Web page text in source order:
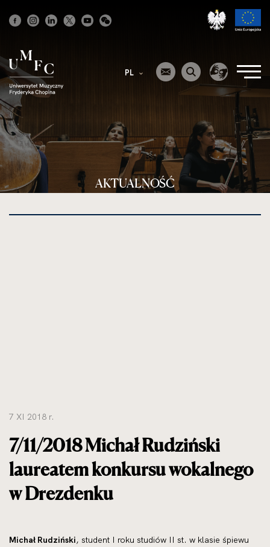
główna
PL
AKTUALNOŚĆ
7 XI 2018 r.
7/11/2018 Michał Rudziński
laureatem konkursu wokalnego
w Drezdenku
Michał Rudziński, stu­dent I roku stu­diów II st. w kla­sie śpie­wu